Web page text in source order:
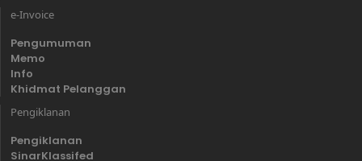
e-Invoice
Pengumuman
Memo
Info
Khidmat Pelanggan
Pengiklanan
Pengiklanan
SinarKlassifed